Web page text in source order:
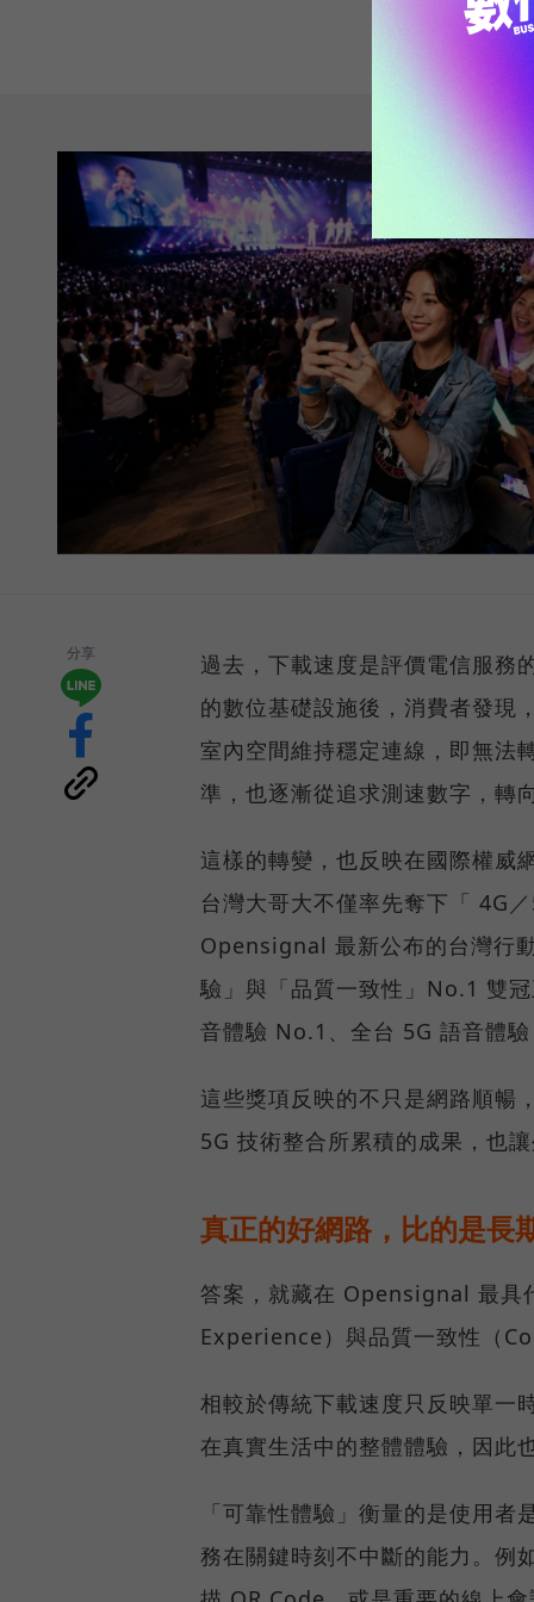
分享
過去，下載速度是評價電信服務
的數位基礎設施後，消費者發現
室內空間維持穩定連線，即無法
準，也逐漸從追求測速數字，轉
這樣的轉變，也反映在國際權
台灣大哥大不僅率先奪下「 4G
Opensignal 最新公布的台灣行
驗」與「品質一致性」No.1 雙
音體驗 No.1、全台 5G 語音體
這些獎項反映的不只是網路順暢
5G 技術整合所累積的成果，也
真正的好網路，比的是長
答案，就藏在 Opensignal 最
Experience）與品質一致性（
相較於傳統下載速度只反映單一
在真實生活中的整體體驗，因此
「可靠性體驗」衡量的是使用
務在關鍵時刻不中斷的能力。例